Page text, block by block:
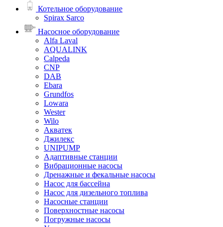
Котельное оборудование
Spirax Sarco
Насосное оборудование
Alfa Laval
AQUALINK
Calpeda
CNP
DAB
Ebara
Grundfos
Lowara
Wester
Wilo
Акватек
Джилекс
UNIPUMP
Адаптивные станции
Вибрационные насосы
Дренажные и фекальные насосы
Насос для бассейна
Насос для дизельного топлива
Насосные станции
Поверхностные насосы
Погружные насосы